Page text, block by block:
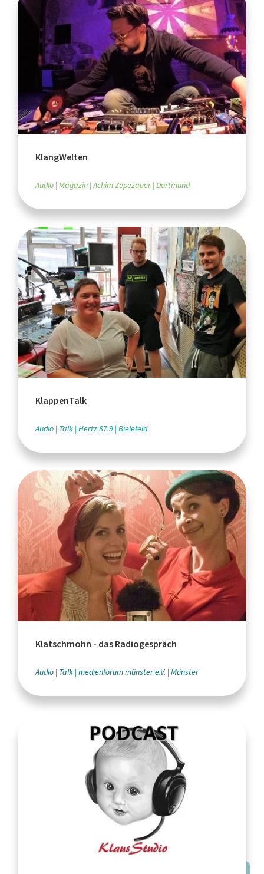
KlangWelten
Audio Magazin Achim Zepezauer Dortmund
KlappenTalk
Audio Talk Hertz 87.9 Bielefeld
Klatschmohn - das Radiogespräch
Audio Talk medienforum münster e.V. Münster